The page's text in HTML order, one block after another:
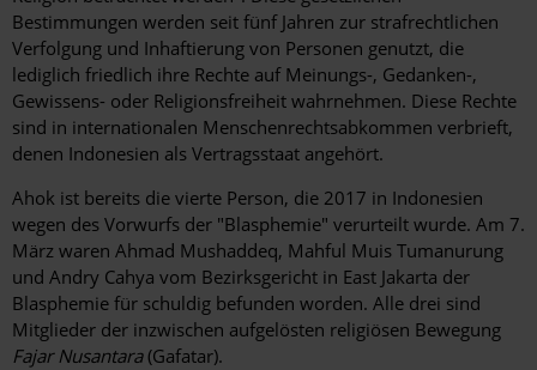
Bestimmungen werden seit fünf Jahren zur strafrechtlichen
Verfolgung und Inhaftierung von Personen genutzt, die
lediglich friedlich ihre Rechte auf Meinungs-, Gedanken-,
Gewissens- oder Religionsfreiheit wahrnehmen. Diese Rechte
sind in internationalen Menschenrechtsabkommen verbrieft,
denen Indonesien als Vertragsstaat angehört.
Ahok ist bereits die vierte Person, die 2017 in Indonesien
wegen des Vorwurfs der "Blasphemie" verurteilt wurde. Am 7.
März waren Ahmad Mushaddeq, Mahful Muis Tumanurung
und Andry Cahya vom Bezirksgericht in East Jakarta der
Blasphemie für schuldig befunden worden. Alle drei sind
Mitglieder der inzwischen aufgelösten religiösen Bewegung
Fajar Nusantara(Gafatar).